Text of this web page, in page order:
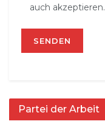
auch akzeptieren.
Partei der Arbeit